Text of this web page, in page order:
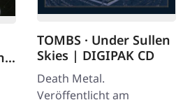
|
TOMBS · Under Sullen
Skies | DIGIPAK CD
Death Metal.
Veröffentlicht am